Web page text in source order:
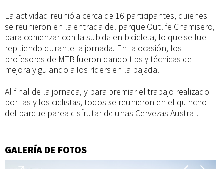
La actividad reunió a cerca de 16 participantes, quienes
se reunieron en la entrada del parque Outlife Chamisero,
para comenzar con la subida en bicicleta, lo que se fue
repitiendo durante la jornada. En la ocasión, los
profesores de MTB fueron dando tips y técnicas de
mejora y guiando a los riders en la bajada.
Al final de la jornada, y para premiar el trabajo realizado
por las y los ciclistas, todos se reunieron en el quincho
del parque parea disfrutar de unas Cervezas Austral.
GALERÍA DE FOTOS